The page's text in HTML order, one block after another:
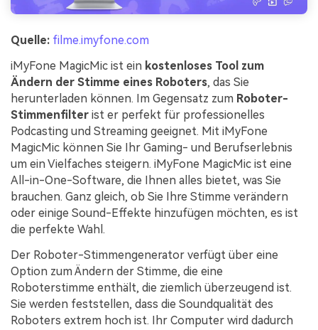
Quelle: filme.imyfone.com
iMyFone MagicMic ist ein kostenloses Tool zum
Ändern der Stimme eines Roboters, das Sie
herunterladen können. Im Gegensatz zum Roboter-
Stimmenfilter ist er perfekt für professionelles
Podcasting und Streaming geeignet. Mit iMyFone
MagicMic können Sie Ihr Gaming- und Berufserlebnis
um ein Vielfaches steigern. iMyFone MagicMic ist eine
All-in-One-Software, die Ihnen alles bietet, was Sie
brauchen. Ganz gleich, ob Sie Ihre Stimme verändern
oder einige Sound-Effekte hinzufügen möchten, es ist
die perfekte Wahl.
Der Roboter-Stimmengenerator verfügt über eine
Option zum Ändern der Stimme, die eine
Roboterstimme enthält, die ziemlich überzeugend ist.
Sie werden feststellen, dass die Soundqualität des
Roboters extrem hoch ist. Ihr Computer wird dadurch